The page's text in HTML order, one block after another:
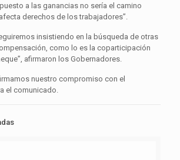
a las ganancias no sería el camino
derechos de los trabajadores”.
insistiendo en la búsqueda de otras
como lo es la coparticipación
afirmaron los Gobernadores.
nuestro compromiso con el
el comunicado.